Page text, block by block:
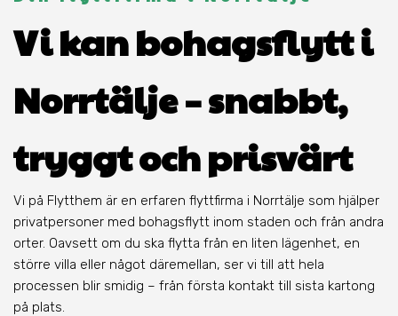
Vi kan bohagsflytt i
Norrtälje – snabbt,
tryggt och prisvärt
Vi på Flytthem är en erfaren flyttfirma i Norrtälje som hjälper
privatpersoner med bohagsflytt inom staden och från andra
orter. Oavsett om du ska flytta från en liten lägenhet, en
större villa eller något däremellan, ser vi till att hela
processen blir smidig – från första kontakt till sista kartong
på plats.